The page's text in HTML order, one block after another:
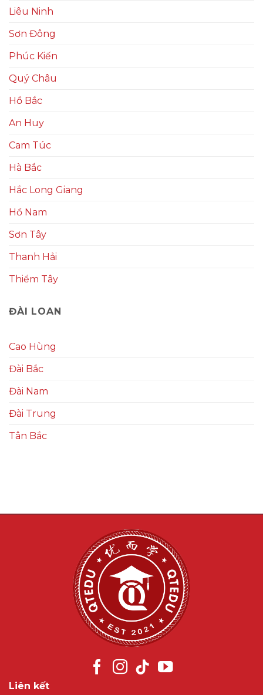
Liêu Ninh
Sơn Đông
Phúc Kiến
Quý Châu
Hồ Bắc
An Huy
Cam Túc
Hà Bắc
Hắc Long Giang
Hồ Nam
Sơn Tây
Thanh Hải
Thiểm Tây
ĐÀI LOAN
Cao Hùng
Đài Bắc
Đài Nam
Đài Trung
Tân Bắc
Liên kết